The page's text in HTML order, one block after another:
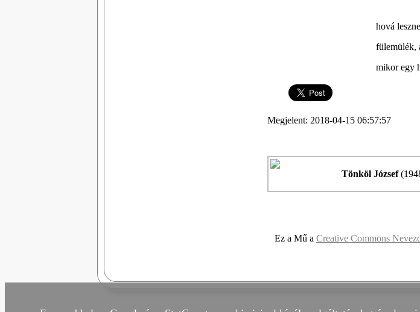
hová
fülemülék,
mikor egy
Megjelent: 2018-04-15 06:57:57
Tönköl József
Ez a Mű a Creative Commons